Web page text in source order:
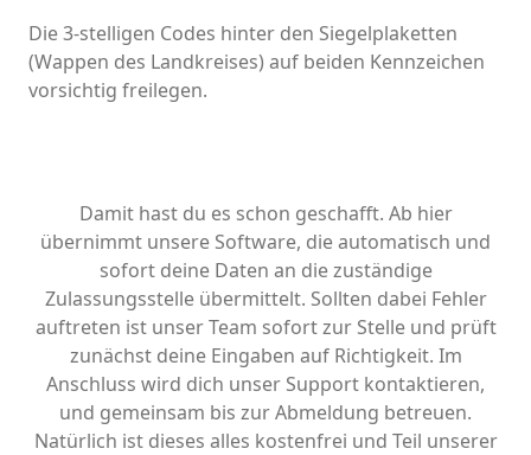
Die 3-stelligen Codes hinter den Siegelplaketten
(Wappen des Landkreises) auf beiden Kennzeichen
vorsichtig freilegen.
Damit hast du es schon geschafft. Ab hier
übernimmt unsere Software, die automatisch und
sofort deine Daten an die zuständige
Zulassungsstelle übermittelt. Sollten dabei Fehler
auftreten ist unser Team sofort zur Stelle und prüft
zunächst deine Eingaben auf Richtigkeit. Im
Anschluss wird dich unser Support kontaktieren,
und gemeinsam bis zur Abmeldung betreuen.
Natürlich ist dieses alles kostenfrei und Teil unserer